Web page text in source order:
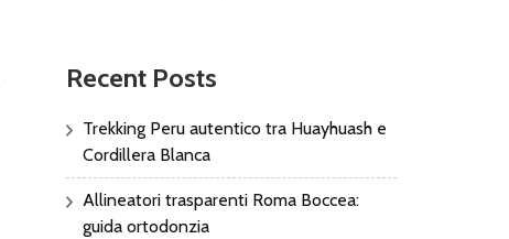
Recent Posts
Trekking Peru autentico tra Huayhuash e
Cordillera Blanca
Allineatori trasparenti Roma Boccea:
guida ortodonzia